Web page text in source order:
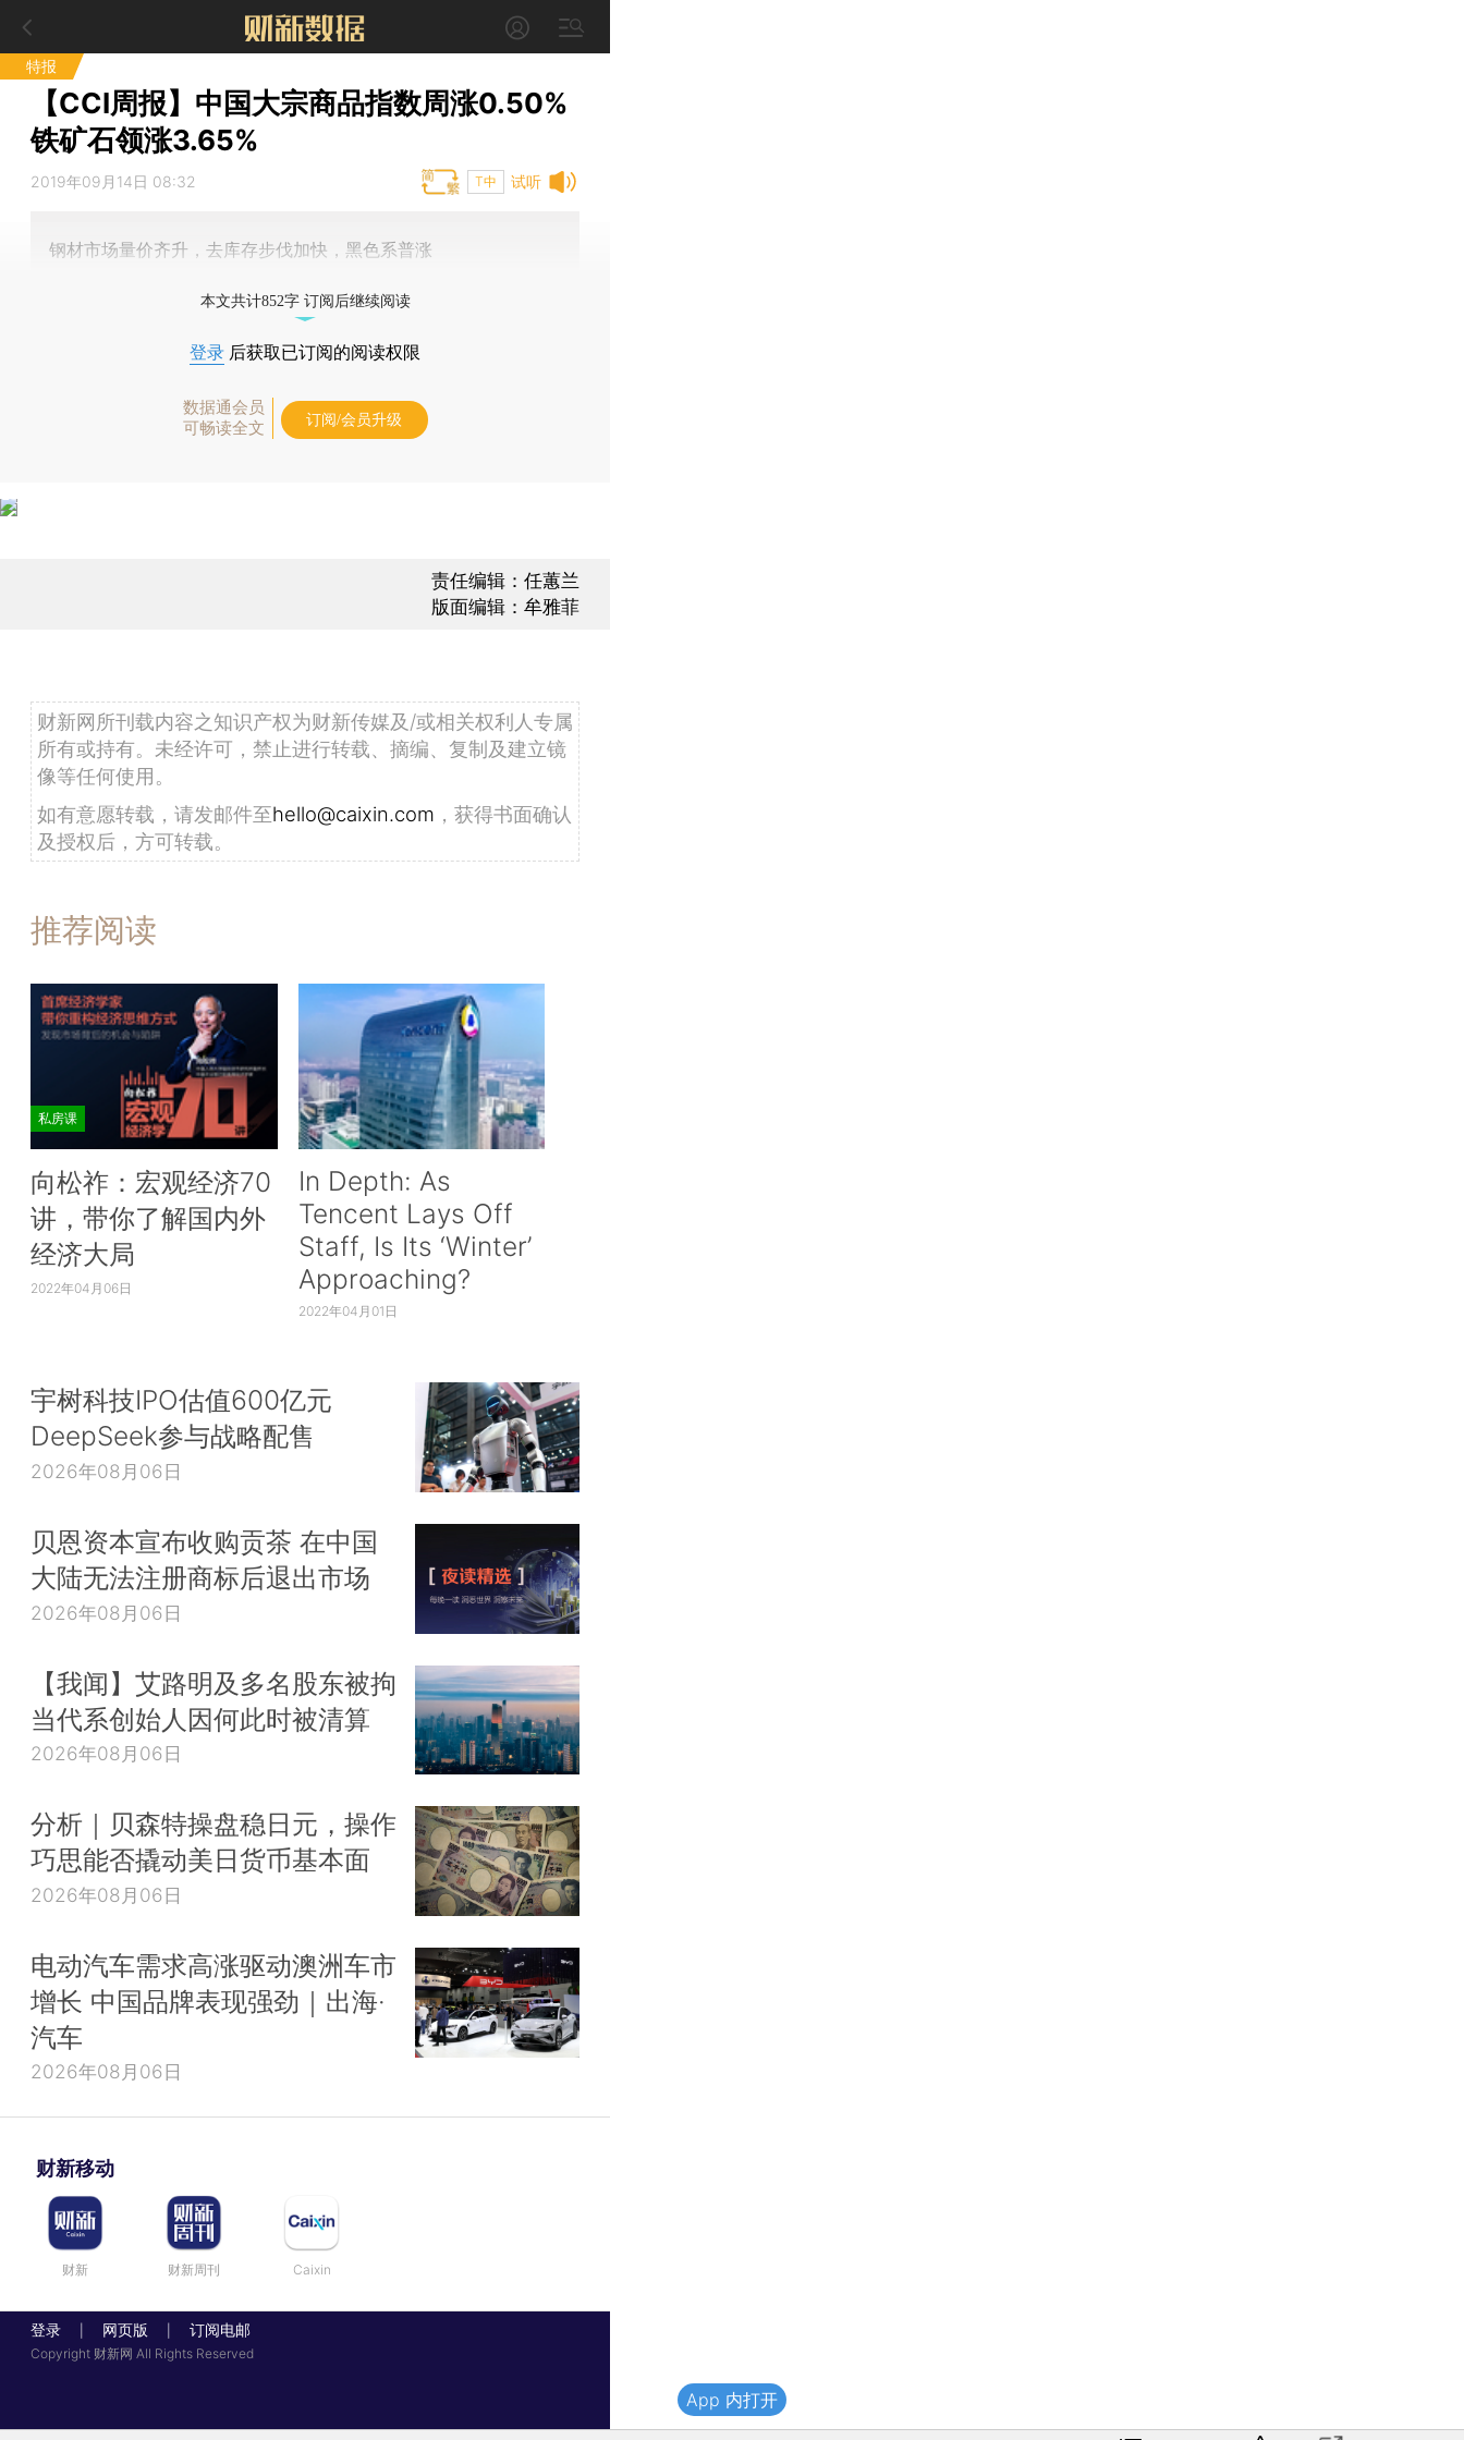
特报
【CCI周报】中国大宗商品指数周涨0.50%
铁矿石领涨3.65%
试听
2019年09月14日 08:32 T中
钢材市场量价齐升，去库存步伐加快，黑色系普涨
本文共计852字 订阅后继续阅读
登录 后获取已订阅的阅读权限
数据通会员
可畅读全文
订阅/会员升级
责任编辑：任蕙兰
版面编辑：牟雅菲
财新网所刊载内容之知识产权为财新传媒及/或相关权利人专属
所有或持有。未经许可，禁止进行转载、摘编、复制及建立镜
像等任何使用。
如有意愿转载，请发邮件至hello@caixin.com ，获得书面确认
及授权后，方可转载。
推荐阅读
私房课
向松祚：宏观经济70
讲，带你了解国内外
经济大局
2022年04月06日
In Depth: As
Tencent Lays Off
Staff, Is Its ‘Winter’
Approaching?
2022年04月01日
宇树科技IPO估值600亿元
DeepSeek参与战略配售
2026年08月06日
贝恩资本宣布收购贡茶 在中国
大陆无法注册商标后退出市场
2026年08月06日
【我闻】艾路明及多名股东被拘
当代系创始人因何此时被清算
2026年08月06日
分析｜贝森特操盘稳日元，操作
巧思能否撬动美日货币基本面
2026年08月06日
电动汽车需求高涨驱动澳洲车市
增长 中国品牌表现强劲｜出海·
汽车
2026年08月06日
财新移动
财新 财新周刊 Caixin
登录 网页版 订阅电邮
Copyright 财新网 All Rights Reserved
App 内打开